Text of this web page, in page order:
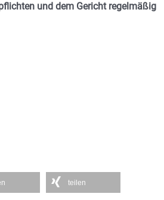
und dem Gericht regelmäßig
teilen